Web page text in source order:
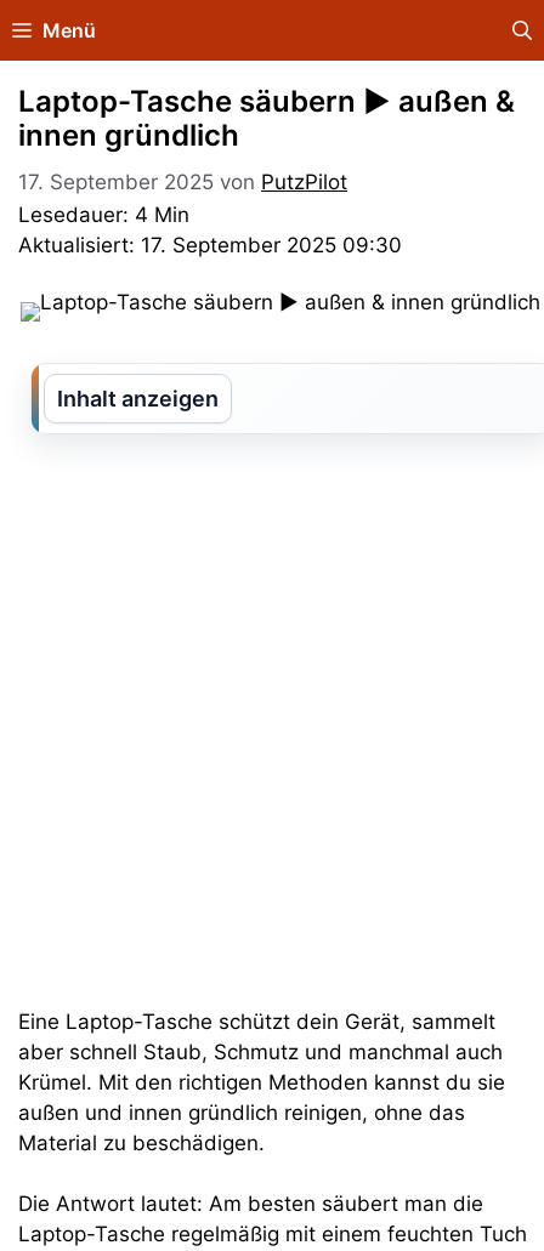
Inhalt
Menü
Laptop-Tasche säubern ► außen &
innen gründlich
17. September 2025 von PutzPilot
Lesedauer: 4 Min
Aktualisiert: 17. September 2025 09:30
Inhalt anzeigen
Eine Laptop-Tasche schützt dein Gerät, sammelt
aber schnell Staub, Schmutz und manchmal auch
Krümel. Mit den richtigen Methoden kannst du sie
außen und innen gründlich reinigen, ohne das
Material zu beschädigen.
Die Antwort lautet: Am besten säubert man die
Laptop-Tasche regelmäßig mit einem feuchten Tuch